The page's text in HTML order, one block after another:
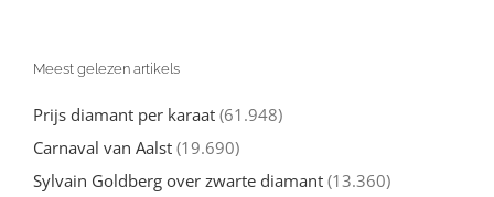
Meest gelezen artikels
Prijs diamant per karaat (61.948)
Carnaval van Aalst (19.690)
Sylvain Goldberg over zwarte diamant (13.360)